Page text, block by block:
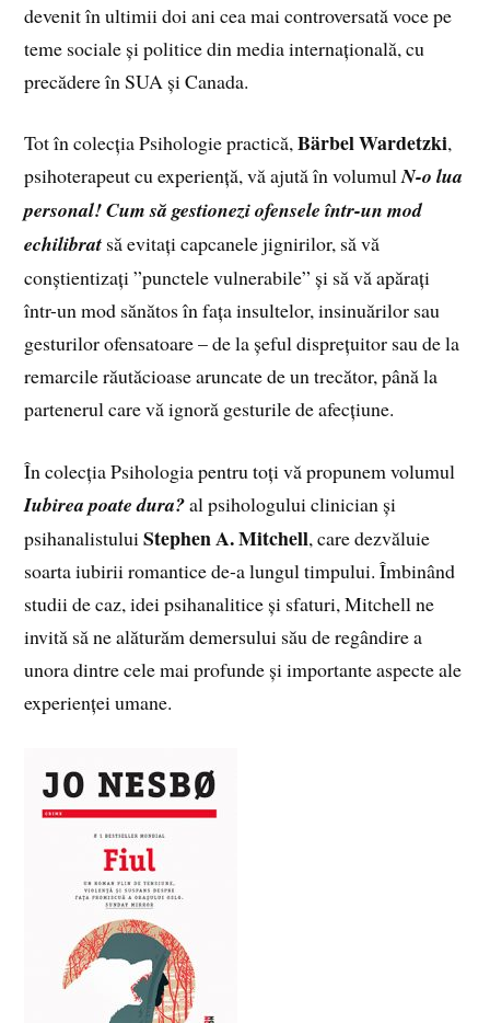
devenit în ultimii doi ani cea mai controversată voce pe
teme sociale și politice din media internațională, cu
precădere în SUA și Canada.
Tot în colecția Psihologie practică,Bärbel Wardetzki,
psihoterapeut cu experiență, vă ajută în volumulN-o lua
personal! Cum să gestionezi ofensele într-un mod
echilibrat să evitați capcanele jignirilor, să vă
conștientizați ”punctele vulnerabile” și să vă apărați
într-un mod sănătos în fața insultelor, insinuărilor sau
gesturilor ofensatoare – de la șeful disprețuitor sau de la
remarcile răutăcioase aruncate de un trecător, până la
partenerul care vă ignoră gesturile de afecțiune.
În colecția Psihologia pentru toți vă propunem volumul
Iubirea poate dura?al psihologului clinician și
psihanalistuluiStephen A. Mitchell, care dezvăluie
soarta iubirii romantice de-a lungul timpului. Îmbinând
studii de caz, idei psihanalitice și sfaturi, Mitchell ne
invită să ne alăturăm demersului său de regândire a
unora dintre cele mai profunde și importante aspecte ale
experienței umane.